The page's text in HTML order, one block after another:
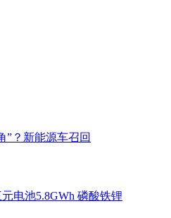
”？新能源车召回
电池5.8GWh 磷酸铁锂